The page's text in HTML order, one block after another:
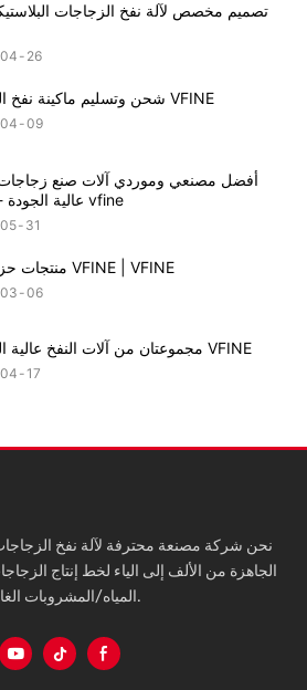
تصميم مخصص لآلة نفخ الزجاجات
04 26
شحن وتسليم ماكينة نفخ القوالب VFINE
04 09
أفضل مصنعي وموردي آلات صنع زجاجات
عالية الجودة - مصنع vfine
05 31
منتجات حزمة آلة VFINE | VFINE
03 06
مجموعتان من آلات النفخ عالية السرعة VFINE
04 17
نحن شركة مصنعة محترفة لآلة نفخ
الجاهزة من الألف إلى الياء لخط إنتاج
المياه/المشروبات الغازية.